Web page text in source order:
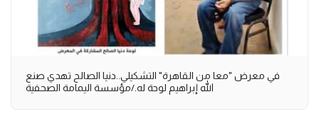
في معرض "معا من القاهرة" التشكيلي..دنيا الصالح تهدي صنع
الله إبراهيم لوحة له./مؤسسة اليمامة الصحفية